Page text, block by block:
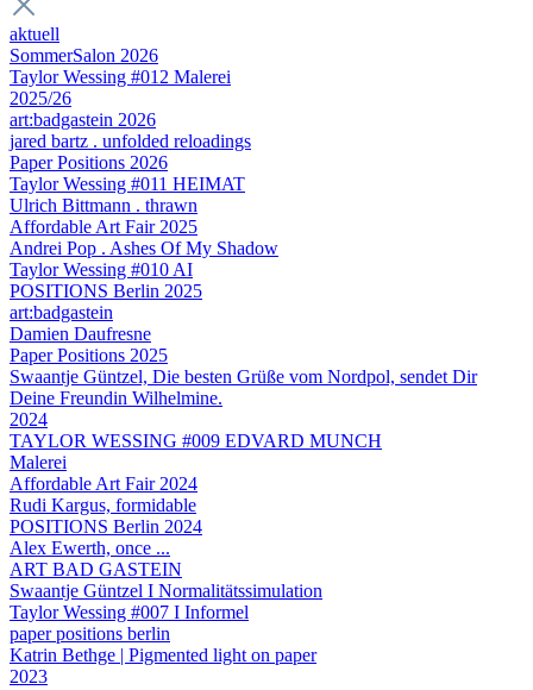
aktuell
SommerSalon 2026
Taylor Wessing #012 Malerei
2025/26
art:badgastein 2026
jared bartz . unfolded reloadings
Paper Positions 2026
Taylor Wessing #011 HEIMAT
Ulrich Bittmann . thrawn
Affordable Art Fair 2025
Andrei Pop . Ashes Of My Shadow
Taylor Wessing #010 AI
POSITIONS Berlin 2025
art:badgastein
Damien Daufresne
Paper Positions 2025
Swaantje Güntzel, Die besten Grüße vom Nordpol, sendet Dir
Deine Freundin Wilhelmine.
2024
TAYLOR WESSING #009 EDVARD MUNCH
Malerei
Affordable Art Fair 2024
Rudi Kargus, formidable
POSITIONS Berlin 2024
Alex Ewerth, once ...
ART BAD GASTEIN
Swaantje Güntzel I Normalitätssimulation
Taylor Wessing #007 I Informel
paper positions berlin
Katrin Bethge | Pigmented light on paper
2023